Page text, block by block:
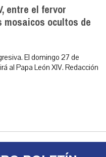
entre el fervor
ocultos de
El domingo 27 de
al Papa León XIV. Redacción